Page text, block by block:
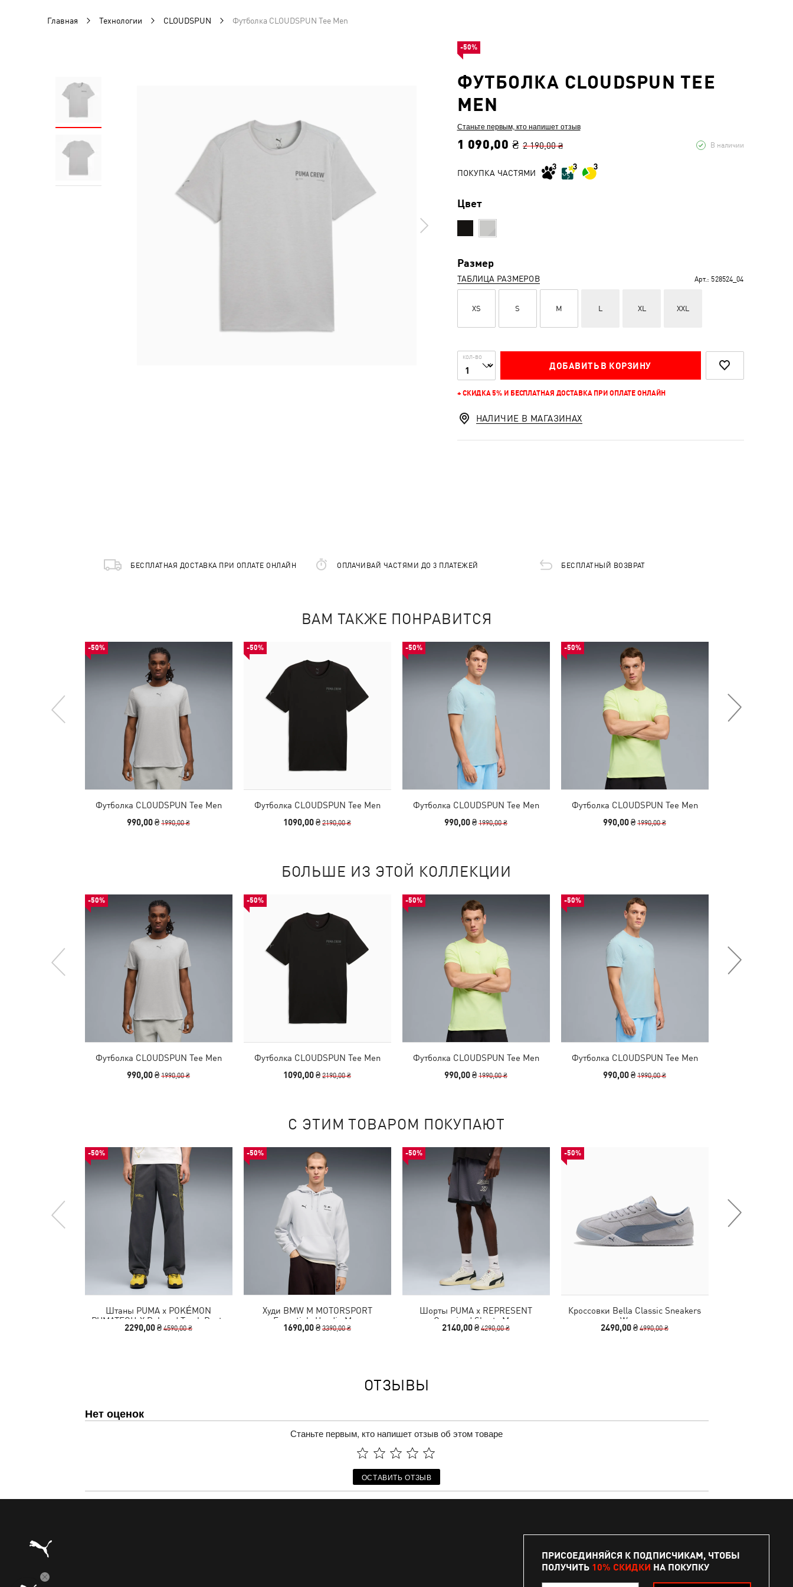
Главная Технологии CLOUDSPUN Футболка CLOUDSPUN Tee Men
ФУТБОЛКА CLOUDSPUN TEE
MEN
Станьте первым, кто напишет отзыв
1 090,00 ₴ 2 190,00 ₴ В наличии
ПОКУПКА ЧАСТЯМИ
Цвет
Размер
ТАБЛИЦА РАЗМЕРОВ Арт.: 528524_04
XS S M L XL XXL
КОЛ-ВО
ДОБАВИТЬ В КОРЗИНУ
+ СКИДКА 5% И БЕСПЛАТНАЯ ДОСТАВКА ПРИ ОПЛАТЕ ОНЛАЙН
-50%
НАЛИЧИЕ В МАГАЗИНАХ
БЕСПЛАТНАЯ ДОСТАВКА ПРИ ОПЛАТЕ ОНЛАЙН ОПЛАЧИВАЙ ЧАСТЯМИ ДО 3 ПЛАТЕЖЕЙ БЕСПЛАТНЫЙ ВОЗВРАТ
ВАМ ТАКЖЕ ПОНРАВИТСЯ
-50%
Футболка CLOUDSPUN Tee Men
990,00 ₴1990,00 ₴
-50%
Футболка CLOUDSPUN Tee Men
1090,00 ₴2190,00 ₴
-50%
Футболка CLOUDSPUN Tee Men
990,00 ₴1990,00 ₴
-50%
Футболка CLOUDSPUN Tee Men
990,00 ₴1990,00 ₴
БОЛЬШЕ ИЗ ЭТОЙ КОЛЛЕКЦИИ
-50%
Футболка CLOUDSPUN Tee Men
990,00 ₴1990,00 ₴
-50%
Футболка CLOUDSPUN Tee Men
1090,00 ₴2190,00 ₴
-50%
Футболка CLOUDSPUN Tee Men
990,00 ₴1990,00 ₴
-50%
Футболка CLOUDSPUN Tee Men
990,00 ₴1990,00 ₴
С ЭТИМ ТОВАРОМ ПОКУПАЮТ
-50%
Штаны PUMA x POKÉMON
PUMATECH-X Relaxed Track Pants
Men
2290,00 ₴4590,00 ₴
-50%
Худи BMW M MOTORSPORT
Essentials Hoodie Men
1690,00 ₴3390,00 ₴
-50%
Шорты PUMA x REPRESENT
Oversized Shorts Men
2140,00 ₴4290,00 ₴
-50%
Кроссовки Bella Classic Sneakers
Women
2490,00 ₴4990,00 ₴
ОТЗЫВЫ
Нет оценок
Станьте первым, кто напишет отзыв об этом товаре
ОСТАВИТЬ ОТЗЫВ
ПРИСОЕДИНЯЙСЯ К ПОДПИСЧИКАМ, ЧТОБЫ
ПОЛУЧИТЬ 10% СКИДКИ НА ПОКУПКУ